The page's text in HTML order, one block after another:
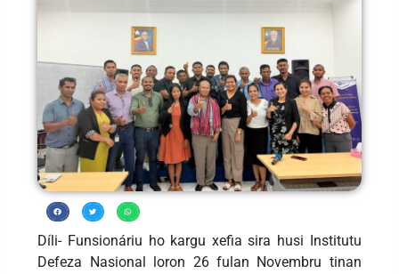
Díli- Funsionáriu ho kargu xefia sira husi Institutu
Defeza Nasional loron 26 fulan Novembru tinan